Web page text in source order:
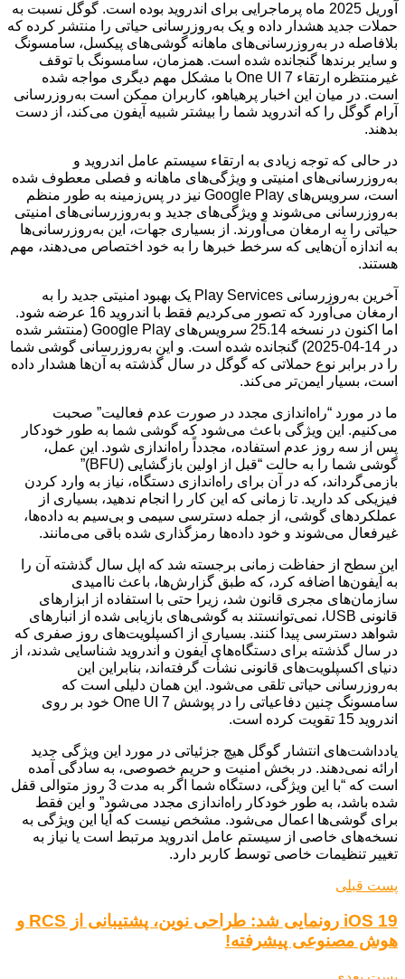
آوریل 2025 ماه پرماجرایی برای اندروید بوده است. گوگل نسبت به
حملات جدید هشدار داده و یک به‌روزرسانی حیاتی را منتشر کرده که
بلافاصله در به‌روزرسانی‌های ماهانه گوشی‌های پیکسل، سامسونگ
و سایر برندها گنجانده شده است. همزمان، سامسونگ با توقف
غیرمنتظره ارتقاء One UI 7 با مشکل مهم دیگری مواجه شده
است. در میان این اخبار پرهیاهو، کاربران ممکن است به‌روزرسانی
آرام گوگل را که اندروید شما را بیشتر شبیه آیفون می‌کند، از دست
بدهند.
در حالی که توجه زیادی به ارتقاء سیستم عامل اندروید و
به‌روزرسانی‌های امنیتی و ویژگی‌های ماهانه و فصلی معطوف شده
است، سرویس‌های Google Play نیز در پس‌زمینه به طور منظم
به‌روزرسانی می‌شوند و ویژگی‌های جدید و به‌روزرسانی‌های امنیتی
حیاتی را به ارمغان می‌آورند. از بسیاری جهات، این به‌روزرسانی‌ها
به اندازه آن‌هایی که سرخط خبرها را به خود اختصاص می‌دهند، مهم
هستند.
آخرین به‌روزرسانی Play Services یک بهبود امنیتی جدید را به
ارمغان می‌آورد که تصور می‌کردیم فقط با اندروید 16 عرضه شود.
اما اکنون در نسخه 25.14 سرویس‌های Google Play (منتشر شده
در 14-04-2025) گنجانده شده است. و این به‌روزرسانی گوشی شما
را در برابر نوع حملاتی که گوگل در سال گذشته به آن‌ها هشدار داده
است، بسیار ایمن‌تر می‌کند.
ما در مورد “راه‌اندازی مجدد در صورت عدم فعالیت” صحبت
می‌کنیم. این ویژگی باعث می‌شود که گوشی شما به طور خودکار
پس از سه روز عدم استفاده، مجدداً راه‌اندازی شود. این عمل،
گوشی شما را به حالت “قبل از اولین بازگشایی (BFU)”
بازمی‌گرداند، که در آن برای راه‌اندازی دستگاه، نیاز به وارد کردن
فیزیکی کد دارید. تا زمانی که این کار را انجام ندهید، بسیاری از
عملکردهای گوشی، از جمله دسترسی سیمی و بی‌سیم به داده‌ها،
غیرفعال می‌شوند و خود داده‌ها رمزگذاری شده باقی می‌مانند.
این سطح از حفاظت زمانی برجسته شد که اپل سال گذشته آن را
به آیفون‌ها اضافه کرد، که طبق گزارش‌ها، باعث ناامیدی
سازمان‌های مجری قانون شد، زیرا حتی با استفاده از ابزارهای
قانونی USB، نمی‌توانستند به گوشی‌های بازیابی شده از انبارهای
شواهد دسترسی پیدا کنند. بسیاری از اکسپلویت‌های روز صفری که
در سال گذشته برای دستگاه‌های آیفون و اندروید شناسایی شدند، از
دنیای اکسپلویت‌های قانونی نشأت گرفته‌اند، بنابراین این
به‌روزرسانی حیاتی تلقی می‌شود. این همان دلیلی است که
سامسونگ چنین دفاعیاتی را در پوشش One UI 7 خود بر روی
اندروید 15 تقویت کرده است.
یادداشت‌های انتشار گوگل هیچ جزئیاتی در مورد این ویژگی جدید
ارائه نمی‌دهند. در بخش امنیت و حریم خصوصی، به سادگی آمده
است که “با این ویژگی، دستگاه شما اگر به مدت 3 روز متوالی قفل
شده باشد، به طور خودکار راه‌اندازی مجدد می‌شود” و این فقط
برای گوشی‌ها اعمال می‌شود. مشخص نیست که آیا این ویژگی به
نسخه‌های خاصی از سیستم عامل اندروید مرتبط است یا نیاز به
تغییر تنظیمات خاصی توسط کاربر دارد.
پست قبلی
iOS 19 رونمایی شد: طراحی نوین، پشتیبانی از RCS و
هوش مصنوعی پیشرفته!